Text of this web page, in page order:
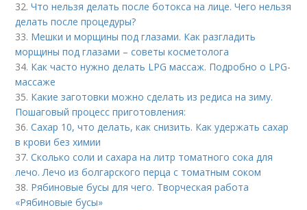
32.Что нельзя делать после ботокса на лице. Чего нельзя
делать после процедуры?
33. Мешки и морщины под глазами. Как разгладить
морщины под глазами – советы косметолога
34. Как часто нужно делать LPG массаж. Подробно о LPG-
массаже
35. Какие заготовки можно сделать из редиса на зиму.
Пошаговый процесс приготовления:
36.Сахар 10, что делать, как снизить. Как удержать сахар
в крови без химии
37.Сколько соли и сахара на литр томатного сока для
лечо. Лечо из болгарского перца с томатным соком
38. Рябиновые бусы для чего. Творческая работа
«Рябиновые бусы»